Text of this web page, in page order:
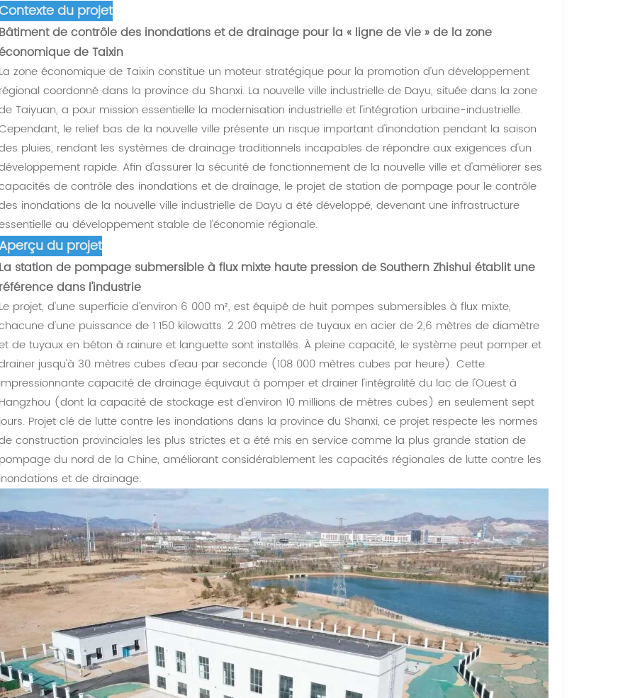
du projet
Bâtiment de contrôle des inondations et de drainage pour la « ligne de vie » de la zone
de Taixin
La zone économique de Taixin constitue un moteur stratégique pour la promotion d'un développement
régional coordonné dans la province du Shanxi. La nouvelle ville industrielle de Dayu, située dans la zone
Taiyuan, a pour mission essentielle la modernisation industrielle et l'intégration urbaine-industrielle.
le relief bas de la nouvelle ville présente un risque important d'inondation pendant la saison
pluies, rendant les systèmes de drainage traditionnels incapables de répondre aux exigences d'un
rapide. Afin d'assurer la sécurité de fonctionnement de la nouvelle ville et d'améliorer ses
de contrôle des inondations et de drainage, le projet de station de pompage pour le contrôle
inondations de la nouvelle ville industrielle de Dayu a été développé, devenant une infrastructure
au développement stable de l'économie régionale.
Aperçu du projet
La station de pompage submersible à flux mixte haute pression de Southern Zhishui établit une
référence dans l'industrie
Le projet, d'une superficie d'environ 6 000 m², est équipé de huit pompes submersibles à flux mixte,
d'une puissance de 1 150 kilowatts. 2 200 mètres de tuyaux en acier de 2,6 mètres de diamètre
de tuyaux en béton à rainure et languette sont installés. À pleine capacité, le système peut pomper et
jusqu'à 30 mètres cubes d'eau par seconde (108 000 mètres cubes par heure). Cette
impressionnante capacité de drainage équivaut à pomper et drainer l'intégralité du lac de l'Ouest à
Hangzhou (dont la capacité de stockage est d'environ 10 millions de mètres cubes) en seulement sept
jours. Projet clé de lutte contre les inondations dans la province du Shanxi, ce projet respecte les normes
construction provinciales les plus strictes et a été mis en service comme la plus grande station de
pompage du nord de la Chine, améliorant considérablement les capacités régionales de lutte contre les
inondations et de drainage.